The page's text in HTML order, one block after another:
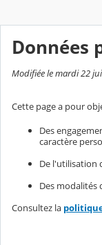
Données
Modifiée le mardi 22
Cette page a pour
Des
caractère
De l'utilisation
Des modalités
Consultez la